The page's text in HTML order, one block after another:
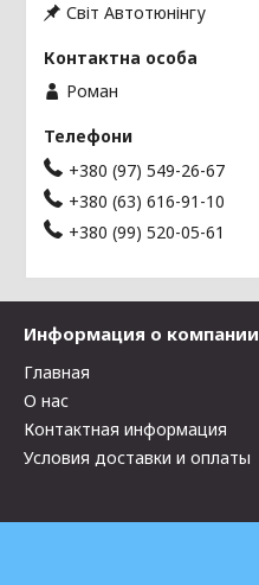
Світ Автотюнінгу
Роман
+380 (97) 549-26-67
+380 (63) 616-91-10
+380 (99) 520-05-61
Информация о компании
Главная
О нас
Контактная информация
Условия доставки и оплаты